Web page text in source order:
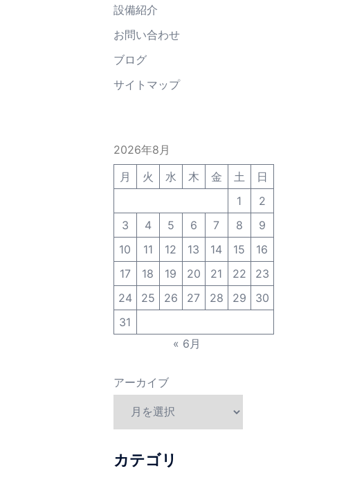
設備紹介
お問い合わせ
ブログ
サイトマップ
2026年8月
月
火 水 木 金 土
日
1
2
3
4 5 6 7 8
9
10
11 12 13 14 15
16
17
18 19 20 21 22
23
24
25 26 27 28 29
30
31
« 6月
アーカイブ
カテゴリ